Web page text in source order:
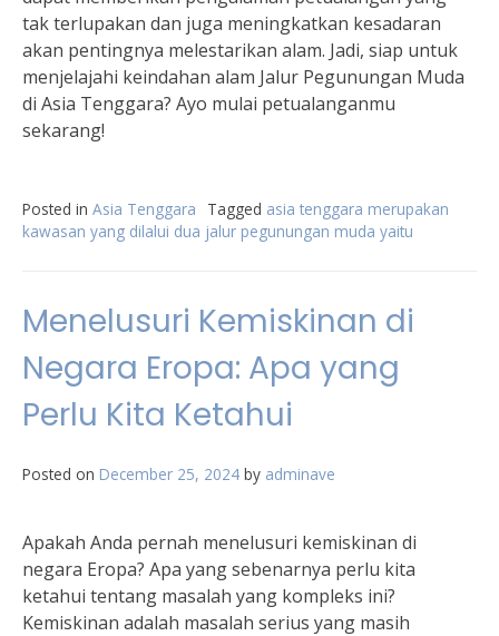
tak terlupakan dan juga meningkatkan kesadaran
akan pentingnya melestarikan alam. Jadi, siap untuk
menjelajahi keindahan alam Jalur Pegunungan Muda
di Asia Tenggara? Ayo mulai petualanganmu
sekarang!
Posted in Asia Tenggara Tagged asia tenggara merupakan
kawasan yang dilalui dua jalur pegunungan muda yaitu
Menelusuri Kemiskinan di
Negara Eropa: Apa yang
Perlu Kita Ketahui
Posted on December 25, 2024 by adminave
Apakah Anda pernah menelusuri kemiskinan di
negara Eropa? Apa yang sebenarnya perlu kita
ketahui tentang masalah yang kompleks ini?
Kemiskinan adalah masalah serius yang masih